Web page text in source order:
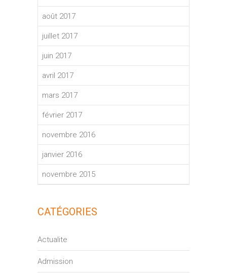
août 2017
juillet 2017
juin 2017
avril 2017
mars 2017
février 2017
novembre 2016
janvier 2016
novembre 2015
CATÉGORIES
Actualite
Admission